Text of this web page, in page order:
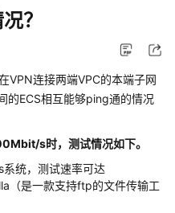
？
VPN连接两端VPC的本端子网
的ECS相互能够ping通的情况
s时，测试情况如下。
统，测试速率可达
（是一款支持ftp的文件传输工